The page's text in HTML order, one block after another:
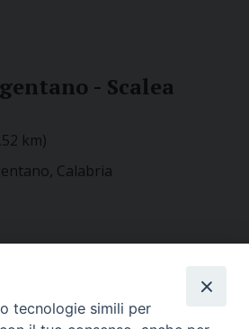
- Scalea
km)
Calabria
tecnologie simili per